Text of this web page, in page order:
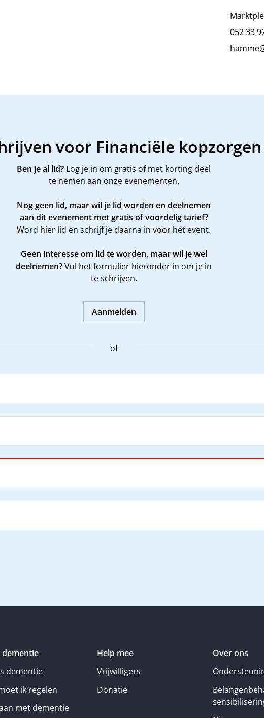
052 33
voor Financiële kopzorgen
Ben je al lid? Log je in om gratis of met korting deel
te nemen aan onze evenementen.
Nog geen lid, maar wil je lid worden en deelnemen
aan dit evenement met gratis of voordelig tarief?
Word hier lid en schrijf je daarna in voor het event.
Geen interesse om lid te worden, maar wil je wel
deelnemen?Vul het formulier hieronder in om je in
te schrijven.
Aanmelden
of
dementie
dementie
ik regelen
met dementie
Help mee
Vrijwilligers
Donatie
Over ons